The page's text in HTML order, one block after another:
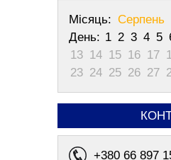
Місяць:
День: 1 2 3 4 5
13 14 15 16 17
23 24 25 26 27
+380 66 897